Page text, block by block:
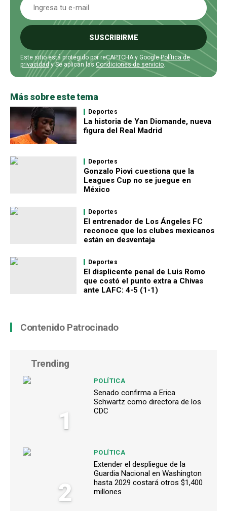
SUSCRIBIRME
Este sitio está protegido por reCAPTCHA y GooglePolítica de
privacidady Se aplican las Condiciones de servicio.
Más sobre este tema
Deportes
La historia de Yan Diomande, nueva
figura del Real Madrid
Deportes
Gonzalo Piovi cuestiona que la
Leagues Cup no se juegue en
México
Deportes
El entrenador de Los Ángeles FC
reconoce que los clubes mexicanos
están en desventaja
Deportes
El displicente penal de Luis Romo
que costó el punto extra a Chivas
ante LAFC: 4-5 (1-1)
Contenido Patrocinado
Trending
1
POLÍTICA
Senado confirma a Erica
Schwartz como directora de los
CDC
2
POLÍTICA
Extender el despliegue de la
Guardia Nacional en Washington
hasta 2029 costará otros $1,400
millones